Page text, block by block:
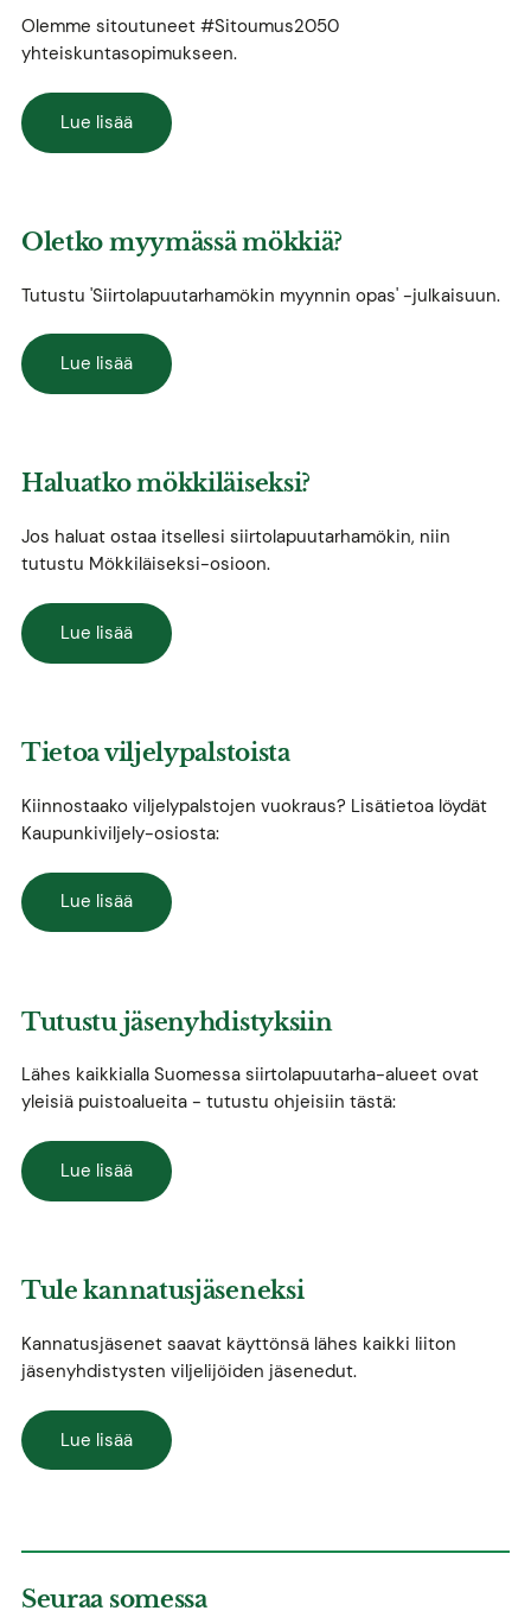
Olemme sitoutuneet #Sitoumus2050
yhteiskuntasopimukseen.
Lue lisää
Oletko myymässä mökkiä?
Tutustu 'Siirtolapuutarhamökin myynnin opas' -julkaisuun.
Lue lisää
Haluatko mökkiläiseksi?
Jos haluat ostaa itsellesi siirtolapuutarhamökin, niin
tutustu Mökkiläiseksi-osioon.
Lue lisää
Tietoa viljelypalstoista
Kiinnostaako viljelypalstojen vuokraus? Lisätietoa löydät
Kaupunkiviljely-osiosta:
Lue lisää
Tutustu jäsenyhdistyksiin
Lähes kaikkialla Suomessa siirtolapuutarha-alueet ovat
yleisiä puistoalueita - tutustu ohjeisiin tästä:
Lue lisää
Tule kannatusjäseneksi
Kannatusjäsenet saavat käyttönsä lähes kaikki liiton
jäsenyhdistysten viljelijöiden jäsenedut.
Lue lisää
Seuraa somessa